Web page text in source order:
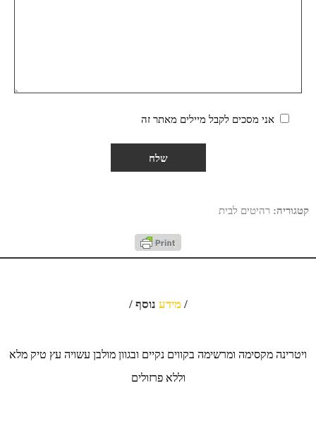
אני מסכים לקבל מיילים מאתר זה
קטגוריה: רהיטים לבית
/ מידע נוסף /
ויטרינה מקסימה ומרשימה בקווים נקיים ובגוון מולבן עשויה עץ טיק מלא
וללא פרזולים